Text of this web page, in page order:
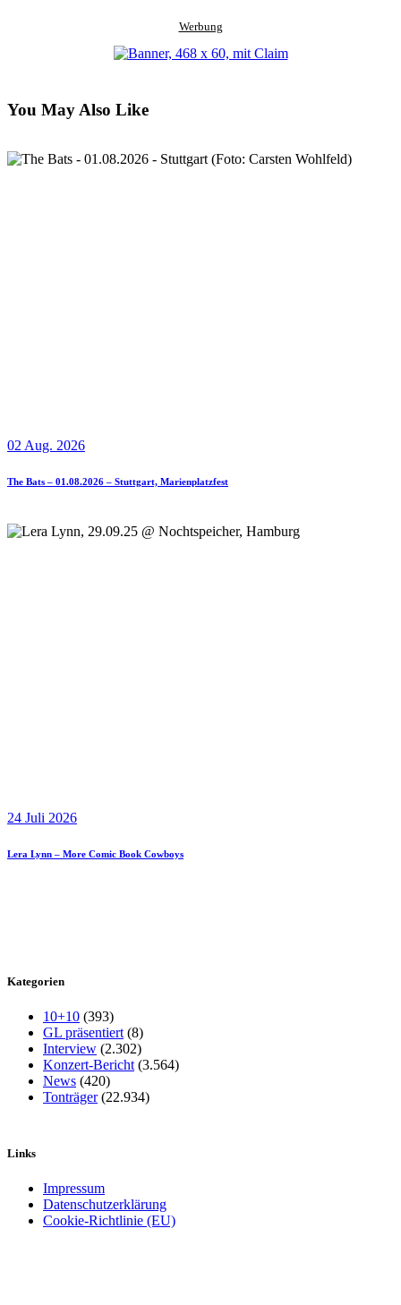
Werbung
You May Also Like
02 Aug. 2026
The Bats – 01.08.2026 – Stuttgart, Marienplatzfest
24 Juli 2026
Lera Lynn – More Comic Book Cowboys
Kategorien
10+10 (393)
GL präsentiert (8)
Interview (2.302)
Konzert-Bericht (3.564)
News (420)
Tonträger(22.934)
Links
Impressum
Datenschutzerklärung
Cookie-Richtlinie (EU)